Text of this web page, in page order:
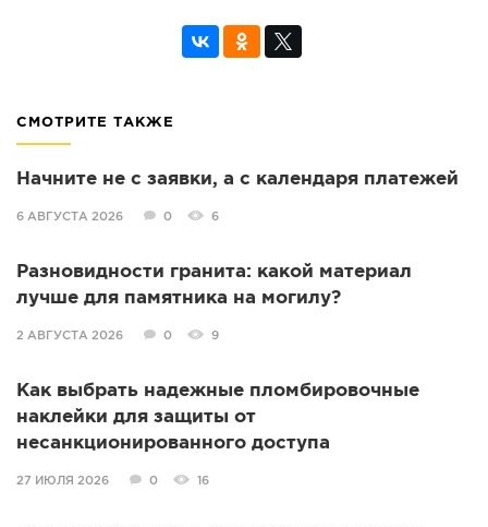
СМОТРИТЕ ТАКЖЕ
Начните не с заявки, а с календаря платежей
6 АВГУСТА 2026 0 6
Разновидности гранита: какой материал
лучше для памятника на могилу?
2 АВГУСТА 2026 0 9
Как выбрать надежные пломбировочные
наклейки для защиты от
несанкционированного доступа
27 ИЮЛЯ 2026 0 16